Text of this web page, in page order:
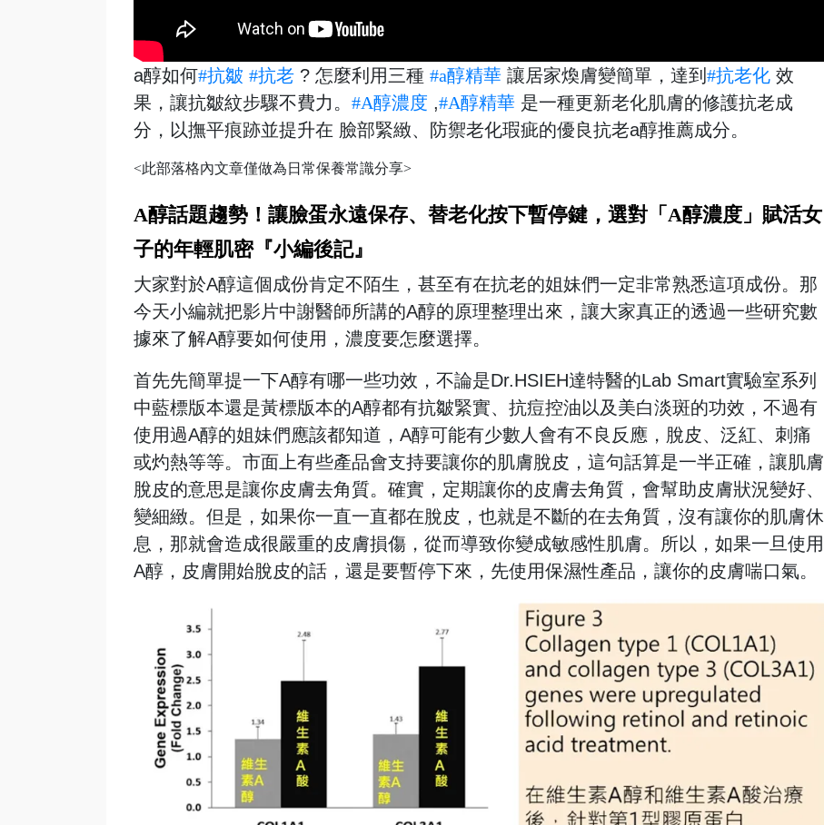
a醇如何#抗皺 #抗老 ? 怎麼利用三種 #a醇精華 讓居家煥膚變簡單，達到 #抗老化 效
果，讓抗皺紋步驟不費力。 #A醇濃度 ,#A醇精華 是一種更新老化肌膚的修護抗老成
分，以撫平痕跡並提升在 臉部緊緻、防禦老化瑕疵的優良抗老a醇推薦成分。
<此部落格內文章僅做為日常保養常識分享>
A醇話題趨勢！讓臉蛋永遠保存、替老化按下暫停鍵，選對「A醇濃度」賦活女
子的年輕肌密『小編後記』
大家對於A醇這個成份肯定不陌生，甚至有在抗老的姐妹們一定非常熟悉這項成份。那
今天小編就把影片中謝醫師所講的A醇的原理整理出來，讓大家真正的透過一些研究數
據來了解A醇要如何使用，濃度要怎麼選擇。
首先先簡單提一下A醇有哪一些功效，不論是Dr.HSIEH達特醫的Lab Smart實驗室系列
中藍標版本還是黃標版本的A醇都有抗皺緊實、抗痘控油以及美白淡斑的功效，不過有
使用過A醇的姐妹們應該都知道，A醇可能有少數人會有不良反應，脫皮、泛紅、刺痛
或灼熱等等。市面上有些產品會支持要讓你的肌膚脫皮，這句話算是一半正確，讓肌膚
脫皮的意思是讓你皮膚去角質。確實，定期讓你的皮膚去角質，會幫助皮膚狀況變好、
變細緻。但是，如果你一直一直都在脫皮，也就是不斷的在去角質，沒有讓你的肌膚休
息，那就會造成很嚴重的皮膚損傷，從而導致你變成敏感性肌膚。所以，如果一旦使用
A醇，皮膚開始脫皮的話，還是要暫停下來，先使用保濕性產品，讓你的皮膚喘口氣。